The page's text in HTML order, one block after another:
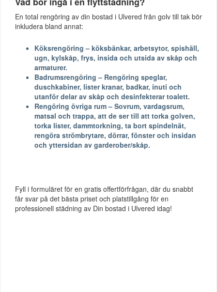
En total rengöring av din bostad i Ulvered från golv till tak bör
inkludera bland annat:
Köksrengöring – köksbänkar, arbetsytor, spishäll,
ugn, kylskåp, frys, insida och utsida av skåp och
armaturer.
Badrumsrengöring – Rengöring speglar,
duschkabiner, lister kranar, badkar, inuti och
utanför delar av skåp och desinfekterar toalett.
Rengöring övriga rum – Sovrum, vardagsrum,
matsal och trappa, att de ser till att torka golven,
torka lister, dammtorkning, ta bort spindelnät,
rengöra strömbrytare, dörrar, fönster och insidan
och yttersidan av garderober/skåp.
Fyll i formuläret för en gratis offertförfrågan, där du snabbt
får svar på det bästa priset och platstillgång för en
professionell städning av Din bostad i Ulvered idag!